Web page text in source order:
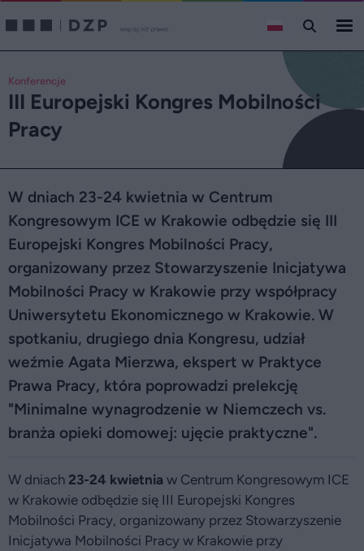
Konferencje
III Europejski Kongres Mobilności
Pracy
W dniach 23-24 kwietnia w Centrum
Kongresowym ICE w Krakowie odbędzie się III
Europejski Kongres Mobilności Pracy,
organizowany przez Stowarzyszenie Inicjatywa
Mobilności Pracy w Krakowie przy współpracy
Uniwersytetu Ekonomicznego w Krakowie. W
spotkaniu, drugiego dnia Kongresu, udział
weźmie Agata Mierzwa, ekspert w Praktyce
Prawa Pracy, która poprowadzi prelekcję
"Minimalne wynagrodzenie w Niemczech vs.
branża opieki domowej: ujęcie praktyczne".
W dniach 23-24 kwietnia w Centrum Kongresowym ICE
w Krakowie odbędzie się III Europejski Kongres
Mobilności Pracy, organizowany przez Stowarzyszenie
Inicjatywa Mobilności Pracy w Krakowie przy